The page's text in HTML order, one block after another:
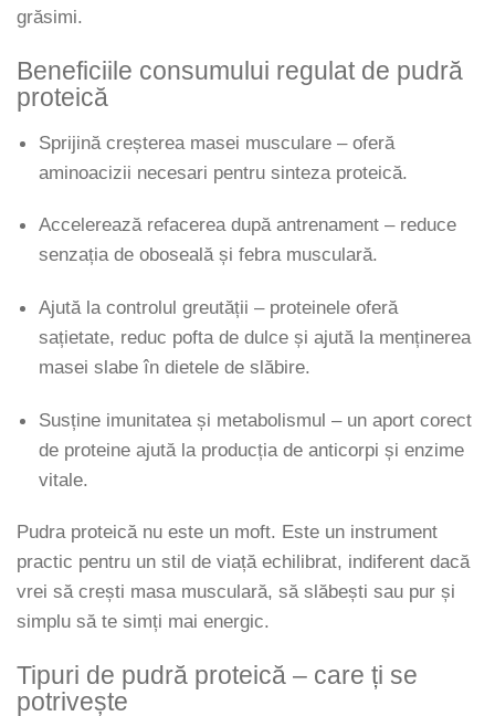
Vesék
Vizelés
Vérszegénység
Ízületi problémák
Öregedésgátlás, szépség
grăsimi.
Beneficiile consumului regulat de pudră
proteică
Sprijină creșterea masei musculare – oferă
aminoacizii necesari pentru sinteza proteică.
Accelerează refacerea după antrenament – reduce
senzația de oboseală și febra musculară.
Ajută la controlul greutății – proteinele oferă
sațietate, reduc pofta de dulce și ajută la menținerea
masei slabe în dietele de slăbire.
Susține imunitatea și metabolismul – un aport corect
de proteine ajută la producția de anticorpi și enzime
vitale.
Pudra proteică nu este un moft. Este un instrument
practic pentru un stil de viață echilibrat, indiferent dacă
vrei să crești masa musculară, să slăbești sau pur și
simplu să te simți mai energic.
Tipuri de pudră proteică – care ți se
potrivește